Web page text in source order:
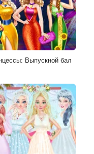
Выпускной бал